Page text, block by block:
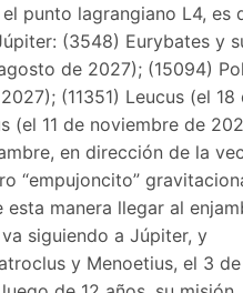
punto lagrangiano L4, es
(3548) Eurybates y
de 2027); (15094)
(11351) Leucus (el 18
(el 11 de noviembre de
en dirección de la
“empujoncito”
manera llegar al
siguiendo a Júpiter, y
y Menoetius, el 3